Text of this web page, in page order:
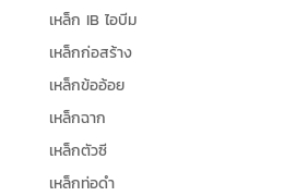
เหล็ก IB ไอบีม
เหล็กก่อสร้าง
เหล็กข้ออ้อย
เหล็กฉาก
เหล็กตัวซี
เหล็กท่อดำ